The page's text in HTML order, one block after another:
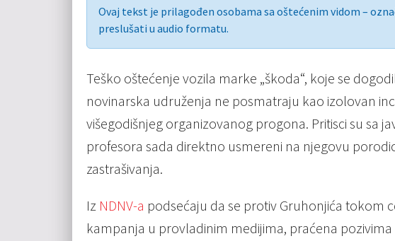
Ovaj tekst je prilagođen osobama sa oštećenim vidom –
preslušati u audio formatu.
Teško oštećenje vozila marke „škoda“, koje se
novinarska udruženja ne posmatraju kao izolovan
višegodišnjeg organizovanog progona. Pritisci su sa
profesora sada direktno usmereni na njegovu
zastrašivanja.
Iz NDNV-a podsećaju da se protiv Gruhonjića tokom
kampanja u provladinim medijima, praćena